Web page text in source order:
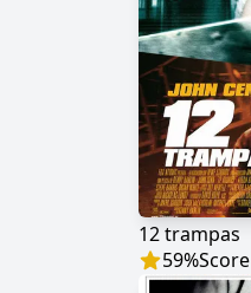
12 trampas
59%Score